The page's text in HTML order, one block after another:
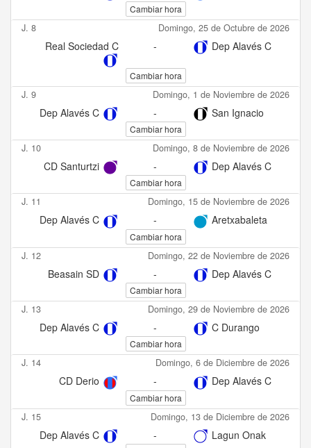
Cambiar hora
J. 8 Domingo, 25 de Octubre de 2026
Real Sociedad C - Dep Alavés C
Cambiar hora
J. 9 Domingo, 1 de Noviembre de 2026
Dep Alavés C - San Ignacio
Cambiar hora
J. 10 Domingo, 8 de Noviembre de 2026
CD Santurtzi - Dep Alavés C
Cambiar hora
J. 11 Domingo, 15 de Noviembre de 2026
Dep Alavés C - Aretxabaleta
Cambiar hora
J. 12 Domingo, 22 de Noviembre de 2026
Beasain SD - Dep Alavés C
Cambiar hora
J. 13 Domingo, 29 de Noviembre de 2026
Dep Alavés C - C Durango
Cambiar hora
J. 14 Domingo, 6 de Diciembre de 2026
CD Derio - Dep Alavés C
Cambiar hora
J. 15 Domingo, 13 de Diciembre de 2026
Dep Alavés C - Lagun Onak